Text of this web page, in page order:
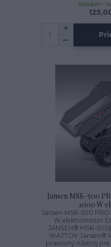
Skladom -
Jansen MSK-500
1000 W
Jansen MSK-500
W elektromotor
JANSEN® MSK-
WATTOV Jansen®
pracovný nástroj pre